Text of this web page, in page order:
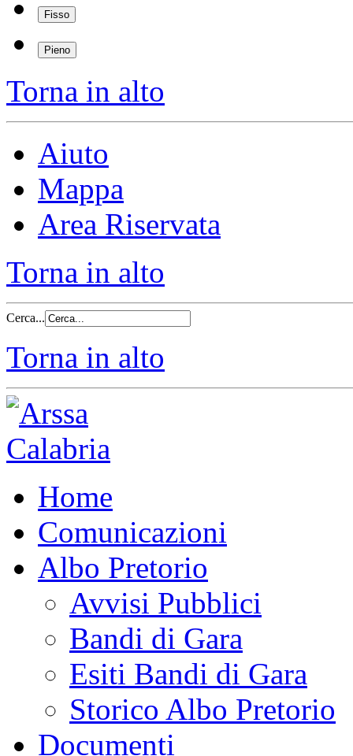
Fisso
Pieno
Torna in alto
Aiuto
Mappa
Area Riservata
Torna in alto
Cerca...
Torna in alto
Home
Comunicazioni
Albo Pretorio
Avvisi Pubblici
Bandi di Gara
Esiti Bandi di Gara
Storico Albo Pretorio
Documenti